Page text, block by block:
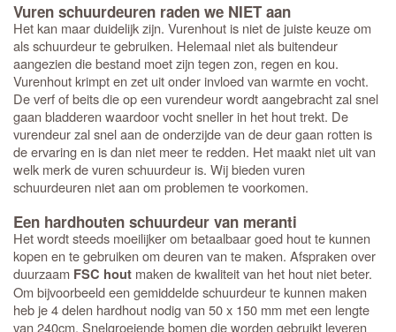
Vuren schuurdeuren raden we NIET aan
Het kan maar duidelijk zijn. Vurenhout is niet de juiste keuze om
als schuurdeur te gebruiken. Helemaal niet als buitendeur
aangezien die bestand moet zijn tegen zon, regen en kou.
Vurenhout krimpt en zet uit onder invloed van warmte en vocht.
De verf of beits die op een vurendeur wordt aangebracht zal snel
gaan bladderen waardoor vocht sneller in het hout trekt. De
vurendeur zal snel aan de onderzijde van de deur gaan rotten is
de ervaring en is dan niet meer te redden. Het maakt niet uit van
welk merk de vuren schuurdeur is. Wij bieden vuren
schuurdeuren niet aan om problemen te voorkomen.
Een hardhouten schuurdeur van meranti
Het wordt steeds moeilijker om betaalbaar goed hout te kunnen
kopen en te gebruiken om deuren van te maken. Afspraken over
duurzaam FSC hout maken de kwaliteit van het hout niet beter.
Om bijvoorbeeld een gemiddelde schuurdeur te kunnen maken
heb je 4 delen hardhout nodig van 50 x 150 mm met een lengte
van 240cm. Snelgroeiende bomen die worden gebruikt leveren